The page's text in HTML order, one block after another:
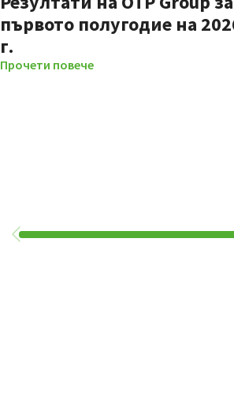
първото полугодие на
г.
Прочети повече